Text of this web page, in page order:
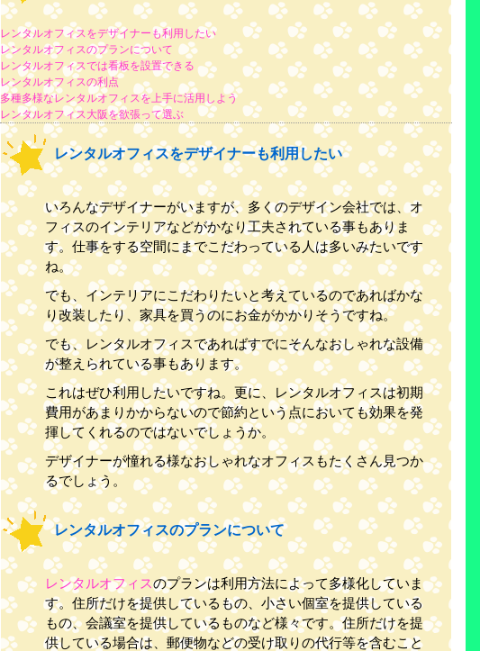
レンタルオフィスをデザイナーも利用したい
レンタルオフィスのプランについて
レンタルオフィスでは看板を設置できる
レンタルオフィスの利点
多種多様なレンタルオフィスを上手に活用しよう
レンタルオフィス大阪を欲張って選ぶ
レンタルオフィスをデザイナーも利用したい
いろんなデザイナーがいますが、多くのデザイン会社では、オ
フィスのインテリアなどがかなり工夫されている事もありま
す。仕事をする空間にまでこだわっている人は多いみたいです
ね。
でも、インテリアにこだわりたいと考えているのであればかな
り改装したり、家具を買うのにお金がかかりそうですね。
でも、レンタルオフィスであればすでにそんなおしゃれな設備
が整えられている事もあります。
これはぜひ利用したいですね。更に、レンタルオフィスは初期
費用があまりかからないので節約という点においても効果を発
揮してくれるのではないでしょうか。
デザイナーが憧れる様なおしゃれなオフィスもたくさん見つか
るでしょう。
レンタルオフィスのプランについて
レンタルオフィスのプランは利用方法によって多様化していま
す。住所だけを提供しているもの、小さい個室を提供している
もの、会議室を提供しているものなど様々です。住所だけを提
供している場合は、郵便物などの受け取りの代行等を含むこと